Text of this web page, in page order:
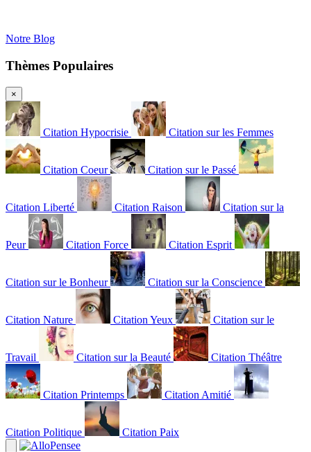
Notre Blog
Thèmes Populaires
×
Citation Hypocrisie Citation sur les Femmes
Citation Coeur Citation sur le Passé
Citation Liberté Citation Raison Citation sur la
Peur Citation Force Citation Esprit
Citation sur le Bonheur Citation sur la Conscience
Citation Nature Citation Yeux Citation sur le
Travail Citation sur la Beauté Citation Théâtre
Citation Printemps Citation Amitié
Citation Politique Citation Paix